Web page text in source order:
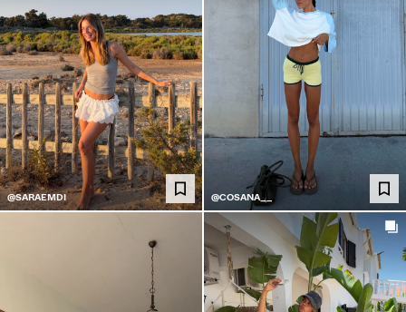
@SARAEMDI @COSANA__